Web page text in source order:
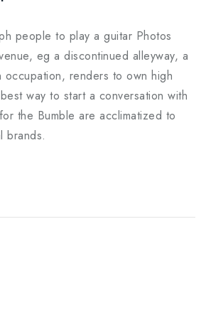
people to play a guitar Photos
eg a discontinued alleyway, a
renders to own high
way to start a conversation with
the Bumble are acclimatized to
brands.